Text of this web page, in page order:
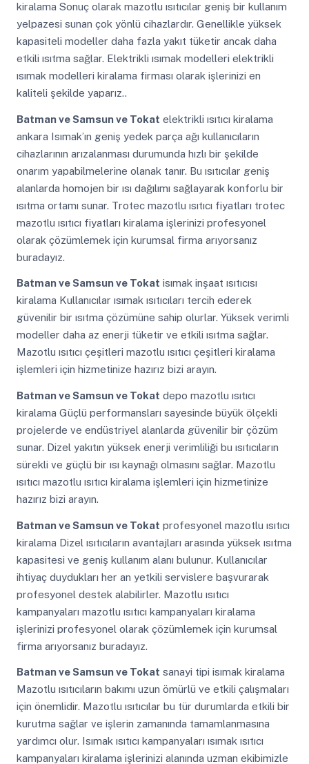
kiralama Sonuç olarak mazotlu ısıtıcılar geniş bir kullanım
yelpazesi sunan çok yönlü cihazlardır. Genellikle yüksek
kapasiteli modeller daha fazla yakıt tüketir ancak daha
etkili ısıtma sağlar. Elektrikli ısımak modelleri elektrikli
ısımak modelleri kiralama firması olarak işlerinizi en
kaliteli şekilde yaparız..
Batman ve Samsun ve Tokat elektrikli ısıtıcı kiralama
ankara Isımak’ın geniş yedek parça ağı kullanıcıların
cihazlarının arızalanması durumunda hızlı bir şekilde
onarım yapabilmelerine olanak tanır. Bu ısıtıcılar geniş
alanlarda homojen bir ısı dağılımı sağlayarak konforlu bir
ısıtma ortamı sunar. Trotec mazotlu ısıtıcı fiyatları trotec
mazotlu ısıtıcı fiyatları kiralama işlerinizi profesyonel
olarak çözümlemek için kurumsal firma arıyorsanız
buradayız.
Batman ve Samsun ve Tokat isımak inşaat ısıtıcısı
kiralama Kullanıcılar ısımak ısıtıcıları tercih ederek
güvenilir bir ısıtma çözümüne sahip olurlar. Yüksek verimli
modeller daha az enerji tüketir ve etkili ısıtma sağlar.
Mazotlu ısıtıcı çeşitleri mazotlu ısıtıcı çeşitleri kiralama
işlemleri için hizmetinize hazırız bizi arayın.
Batman ve Samsun ve Tokat depo mazotlu ısıtıcı
kiralama Güçlü performansları sayesinde büyük ölçekli
projelerde ve endüstriyel alanlarda güvenilir bir çözüm
sunar. Dizel yakıtın yüksek enerji verimliliği bu ısıtıcıların
sürekli ve güçlü bir ısı kaynağı olmasını sağlar. Mazotlu
ısıtıcı mazotlu ısıtıcı kiralama işlemleri için hizmetinize
hazırız bizi arayın.
Batman ve Samsun ve Tokat profesyonel mazotlu ısıtıcı
kiralama Dizel ısıtıcıların avantajları arasında yüksek ısıtma
kapasitesi ve geniş kullanım alanı bulunur. Kullanıcılar
ihtiyaç duydukları her an yetkili servislere başvurarak
profesyonel destek alabilirler. Mazotlu ısıtıcı
kampanyaları mazotlu ısıtıcı kampanyaları kiralama
işlerinizi profesyonel olarak çözümlemek için kurumsal
firma arıyorsanız buradayız.
Batman ve Samsun ve Tokat sanayi tipi isımak kiralama
Mazotlu ısıtıcıların bakımı uzun ömürlü ve etkili çalışmaları
için önemlidir. Mazotlu ısıtıcılar bu tür durumlarda etkili bir
kurutma sağlar ve işlerin zamanında tamamlanmasına
yardımcı olur. Isımak ısıtıcı kampanyaları ısımak ısıtıcı
kampanyaları kiralama işlerinizi alanında uzman ekibimizle